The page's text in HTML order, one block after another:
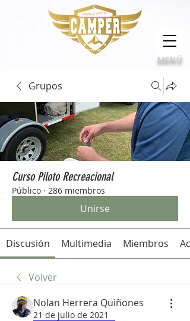
Calidad, compromiso e innovación
MENÚ
Grupos
Curso Piloto Recreacional
Público · 286 miembros
Unirse
Discusión Multimedia Miembros
Volver
Nolan Herrera Quiñones
21 de julio de 2021